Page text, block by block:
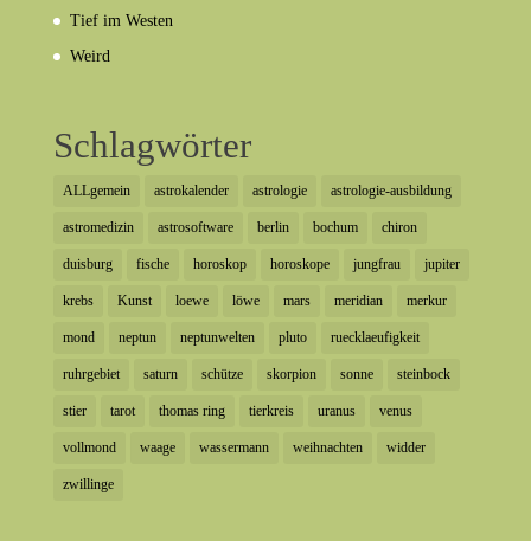
Tief im Westen
Weird
Schlagwörter
ALLgemein astrokalender astrologie astrologie-ausbildung
astromedizin astrosoftware berlin bochum chiron
duisburg fische horoskop horoskope jungfrau jupiter
krebs Kunst loewe löwe mars meridian merkur
mond neptun neptunwelten pluto ruecklaeufigkeit
ruhrgebiet saturn schütze skorpion sonne steinbock
stier tarot thomas ring tierkreis uranus venus
vollmond waage wassermann weihnachten widder
zwillinge